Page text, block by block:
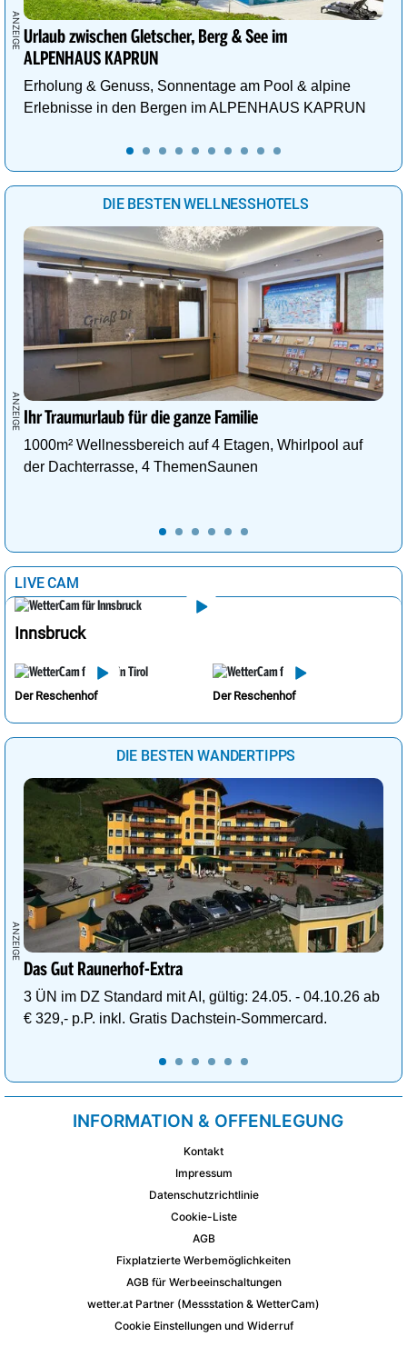
Urlaub zwischen Gletscher, Berg & See im
ALPENHAUS KAPRUN
Erholung & Genuss, Sonnentage am Pool & alpine
Erlebnisse in den Bergen im ALPENHAUS KAPRUN
DIE BESTEN WELLNESSHOTELS
Ihr Traumurlaub für die ganze Familie
1000m² Wellnessbereich auf 4 Etagen, Whirlpool auf
der Dachterrasse, 4 ThemenSaunen
LIVE CAM
Innsbruck
Der Reschenhof Der Reschenhof
DIE BESTEN WANDERTIPPS
Das Gut Raunerhof-Extra
3 ÜN im DZ Standard mit AI, gültig: 24.05. - 04.10.26 ab
€ 329,- p.P. inkl. Gratis Dachstein-Sommercard.
INFORMATION & OFFENLEGUNG
Kontakt
Impressum
Datenschutzrichtlinie
Cookie-Liste
AGB
Fixplatzierte Werbemöglichkeiten
AGB für Werbeeinschaltungen
wetter.at Partner (Messstation & WetterCam)
Cookie Einstellungen und Widerruf